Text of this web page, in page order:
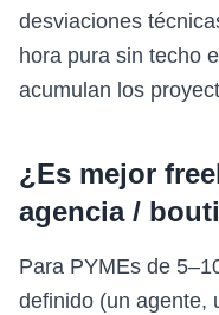
desviaciones
hora pura sin techo
acumulan los
¿Es mejor
agencia /
Para PYMEs de
definido (un agente,